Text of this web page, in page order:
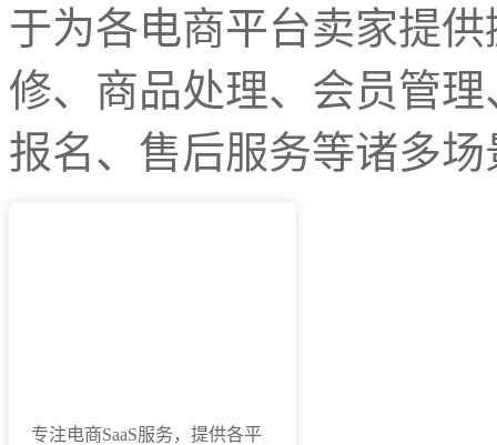
于为各电商平台卖家提
修、商品处理、会员管
报名、售后服务等诸多
专注电商SaaS服务，提供各平